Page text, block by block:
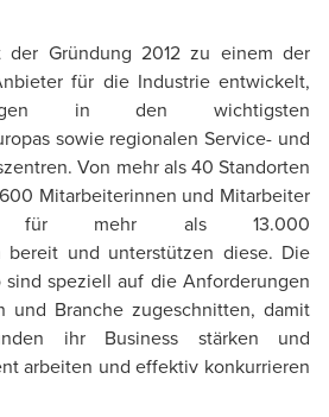
der Gründung 2012 zu einem der
für die Industrie entwickelt,
in den wichtigsten
sowie regionalen Service- und
Von mehr als 40 Standorten
Mitarbeiterinnen und Mitarbeiter
für mehr als 13.000
bereit und unterstützen diese. Die
sind speziell auf die Anforderungen
und Branche zugeschnitten, damit
ihr Business stärken und
arbeiten und effektiv konkurrieren